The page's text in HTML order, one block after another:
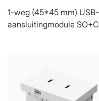
1-weg (45*45 mm) USB-
aansluitingmodule SO+C